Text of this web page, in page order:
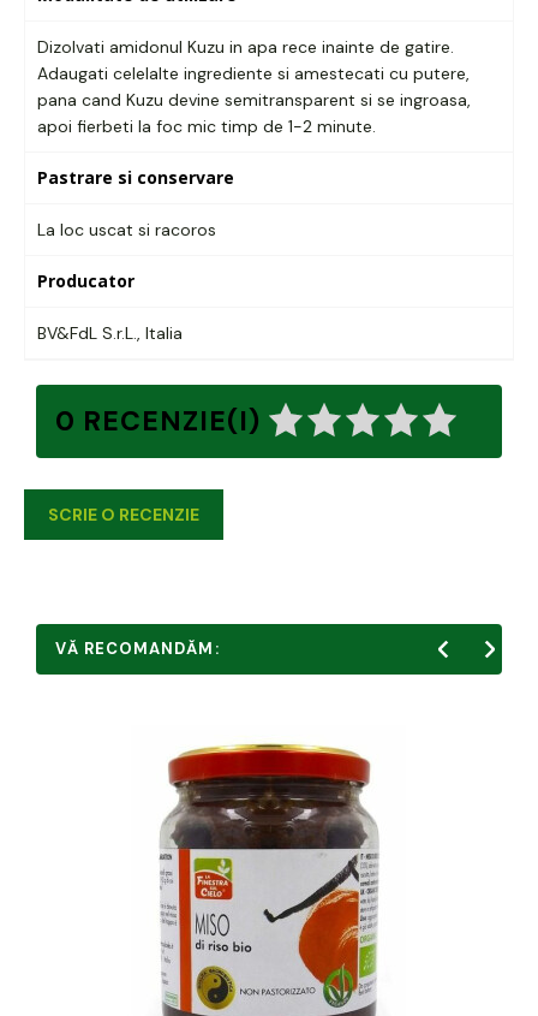
Dizolvati amidonul Kuzu in apa rece inainte de gatire.
Adaugati celelalte ingrediente si amestecati cu putere,
pana cand Kuzu devine semitransparent si se ingroasa,
apoi fierbeti la foc mic timp de 1-2 minute.
Pastrare si conservare
La loc uscat si racoros
Producator
BV&FdL S.r.L., Italia
0 RECENZIE(I)
SCRIE O RECENZIE
VĂ RECOMANDĂM: